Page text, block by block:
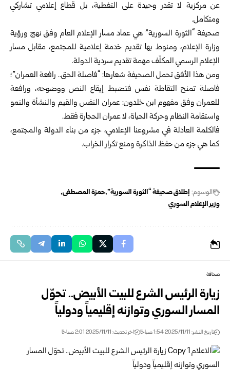
عن مركزية لا تقدر وحيدة على التغطية، بل قطاع إعلامي تشاركي
ومتكامل.
صحيفة “الثورة السورية” هي عماد مسار الإعلام العام وفق نهج ورؤية
وزارة الإعلام، ومنوط بها تقديم خدمة إعلامية للمجتمع، مقابل مسار
الإعلام الرسمي المكلّف مهمة تقديم سردية الدولة.
ومن هذا الأفق تحمل الصحيفة شعارها: “فاصلة الحق.. رافعة العمران”؛
فاصلة تمنح التقاطة نفس فتضبط إيقاع النص ووضوحه، ورافعة
للعمران وفق مفهوم ابن خلدون: عمران النفس والقيم والنشأة والنمو
واستقامة النظام وحركة الحياة، لا عمران الحجارة فقط.
فالكلمة العادلة في مشروعنا الإعلامي، جزء من بناء الدولة والمجتمع،
كما هي جزء من حفظ الذاكرة ومنع تكرار الخراب.
الوسوم: إطلاق صحيفة “الثورة السورية” حمزة المصطفى
وزير الإعلام السوري
صحافة
زيارة الرئيس الشرع للبيت الأبيض.. تحوّل
المسار السوري وتوازنه إقليمياً ودولياً
تاريخ النشر: 2025/11/11 1:54 صباحًا اخر تحديث: 2025/11/11 2:01 صباحًا